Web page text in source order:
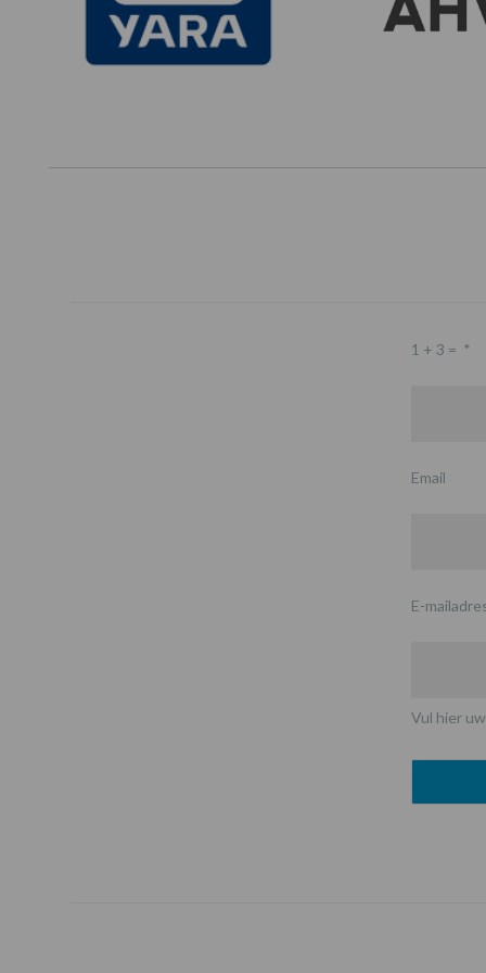
1 + 3 = *
Email
E-
Vul hier